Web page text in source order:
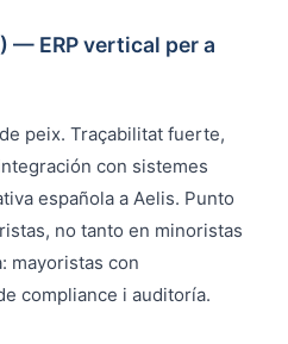
— ERP vertical per a
peix. Traçabilitat fuerte,
con sistemes
española a Aelis. Punto
no tanto en minoristas
mayoristas con
compliance i auditoría.